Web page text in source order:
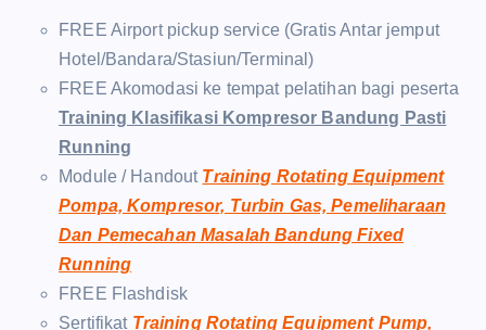
FREE Airport pickup service (Gratis Antar jemput
Hotel/Bandara/Stasiun/Terminal)
FREE Akomodasi ke tempat pelatihan bagi peserta
Training Klasifikasi Kompresor Bandung Pasti
Running
Module / Handout Training Rotating Equipment
Pompa, Kompresor, Turbin Gas, Pemeliharaan
Dan Pemecahan Masalah Bandung Fixed
Running
FREE Flashdisk
Sertifikat Training Rotating Equipment Pump,